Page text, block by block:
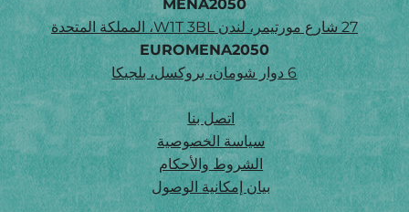
MENA2050
27 شارع مورتيمر، لندن W1T 3BL، المملكة المتحدة
EUROMENA2050
6 دوار شومان، بروكسل، بلجيكا
اتصل بنا
سياسة الخصوصية
الشروط والأحكام
بيان إمكانية الوصول